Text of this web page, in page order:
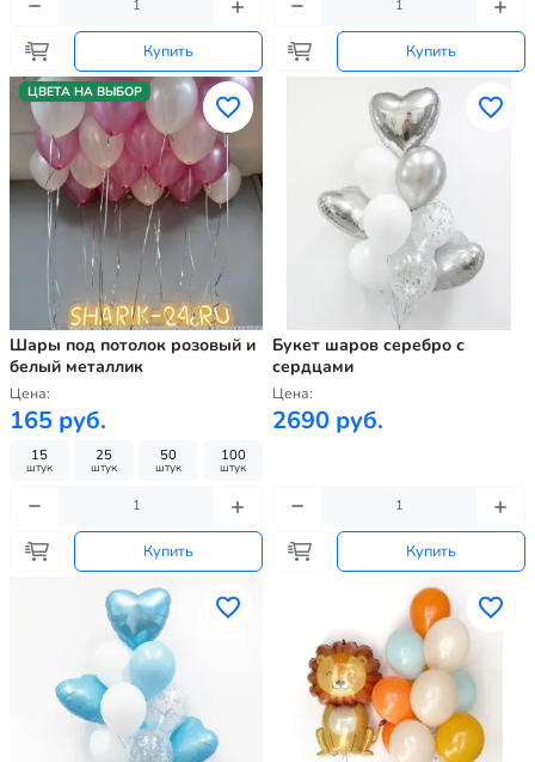
Купить Купить
ЦВЕТА НА ВЫБОР
Шары под потолок розовый и
белый металлик
Цена:
165 руб.
15
штук
25
штук
50
штук
100
штук
Купить
Букет шаров серебро с
сердцами
Цена:
2690 руб.
Купить